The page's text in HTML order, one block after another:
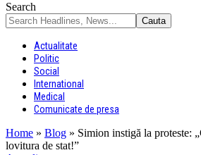
Search
Actualitate
Politic
Social
International
Medical
Comunicate de presa
Home » Blog » Simion instigă la proteste:
lovitura de stat!”